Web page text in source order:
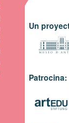
Un
Patrocina: